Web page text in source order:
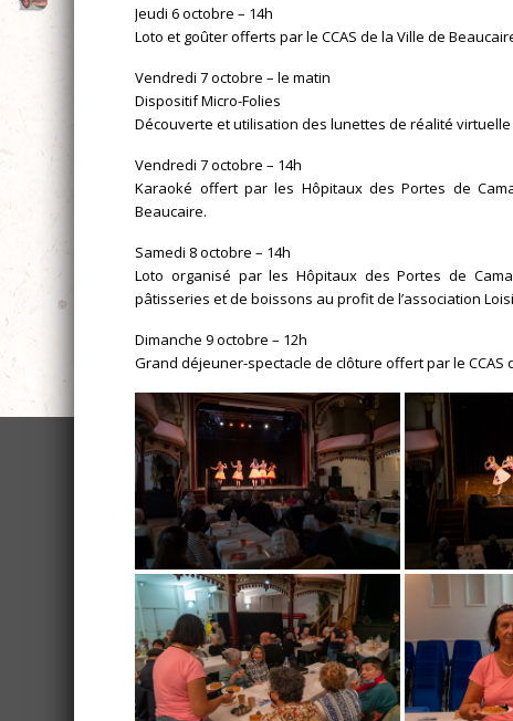
Jeudi 6 octobre – 14h
Loto et goûter offerts par le CCAS de la Ville de
Vendredi 7 octobre – le matin
Dispositif Micro-Folies
Découverte et utilisation des lunettes de réalité
Vendredi 7 octobre – 14h
Karaoké offert par les Hôpitaux des Portes de
Beaucaire.
Samedi 8 octobre – 14h
Loto organisé par les Hôpitaux des Portes de
pâtisseries et de boissons au profit de l’association
Dimanche 9 octobre – 12h
Grand déjeuner-spectacle de clôture offert par le CCAS